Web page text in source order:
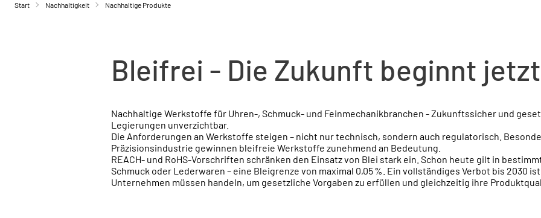
Start Nachhaltigkeit Nachhaltige Produkte
Bleifrei - Die Zukunft beginnt
Nachhaltige Werkstoffe für Uhren-, Schmuck- und Feinmechanikbranchen - Zukunftssicher und
Legierungen unverzichtbar.
Die Anforderungen an Werkstoffe steigen – nicht nur technisch, sondern auch regulatorisch.
Präzisionsindustrie gewinnen bleifreie Werkstoffe zunehmend an Bedeutung.
REACH- und RoHS-Vorschriften schränken den Einsatz von Blei stark ein. Schon heute gilt in
Schmuck oder Lederwaren – eine Bleigrenze von maximal 0,05 %. Ein vollständiges Verbot bis 2030
Unternehmen müssen handeln, um gesetzliche Vorgaben zu erfüllen und gleichzeitig ihre